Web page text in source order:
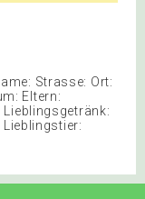
Strasse: Ort:
Eltern: